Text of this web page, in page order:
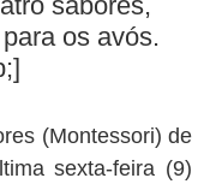
os avós.
(Montessori) de
sexta-feira (9)